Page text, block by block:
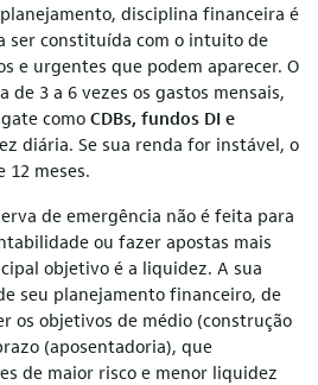
disciplina financeira é
ser constituída com o intuito de
e urgentes que podem aparecer. O
de 3 a 6 vezes os gastos mensais,
como CDBs, fundos DI e
diária. Se sua renda for instável, o
12 meses.
de emergência não é feita para
ou fazer apostas mais
objetivo é a liquidez. A sua
seu planejamento financeiro, de
os objetivos de médio (construção
(aposentadoria), que
de maior risco e menor liquidez